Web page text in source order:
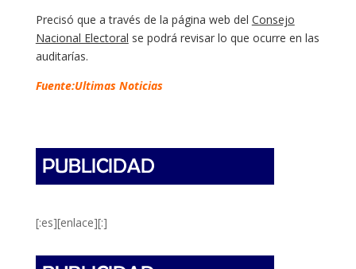
Precisó que a través de la página web del Consejo
Nacional Electoral se podrá revisar lo que ocurre en las
auditarías.
Fuente:Ultimas Noticias
[:es][enlace][:]